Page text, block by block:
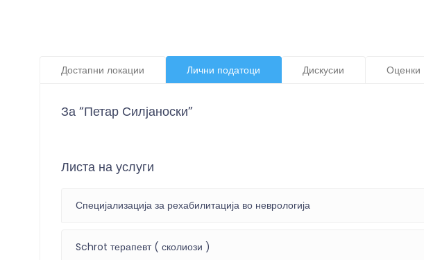
Достапни локации Лични податоци Дискусии Оценки
За “Петар Силјаноски”
Листа на услуги
Специјализација за рехабилитација во неврологија
Schrot терапевт ( сколиози )